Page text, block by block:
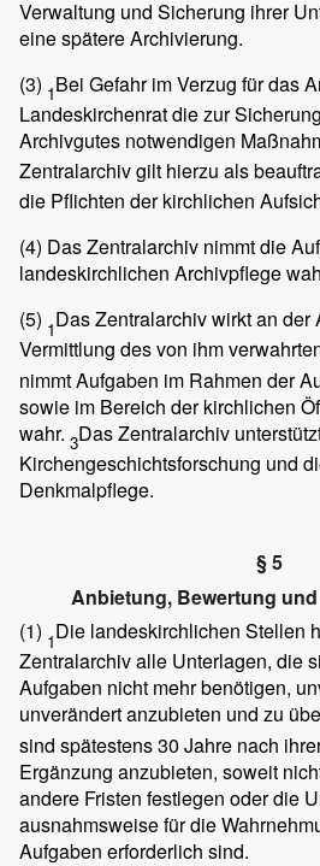
Verwaltung und Sicherung ihrer
eine spätere Archivierung.
(3) 1Bei Gefahr im Verzug für das
Landeskirchenrat die zur
Archivgutes notwendigen
Zentralarchiv gilt hierzu als
die Pflichten der kirchlichen
(4) Das Zentralarchiv nimmt die
landeskirchlichen Archivpflege
(5) 1Das Zentralarchiv wirkt an der
Vermittlung des von ihm
nimmt Aufgaben im Rahmen der
sowie im Bereich der kirchlichen
wahr. 3Das Zentralarchiv
Kirchengeschichtsforschung und
Denkmalpflege.
§ 5
Anbietung, Bewertung
(1) 1Die landeskirchlichen Stellen
Zentralarchiv alle Unterlagen, die
Aufgaben nicht mehr benötigen,
unverändert anzubieten und zu
sind spätestens 30 Jahre nach
Ergänzung anzubieten, soweit
andere Fristen festlegen oder die
ausnahmsweise für die
Aufgaben erforderlich sind.